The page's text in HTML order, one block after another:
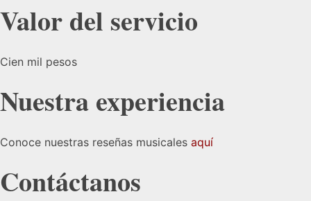
Valor del servicio
Cien mil pesos
Nuestra experiencia
Conoce nuestras reseñas musicales aquí
Contáctanos